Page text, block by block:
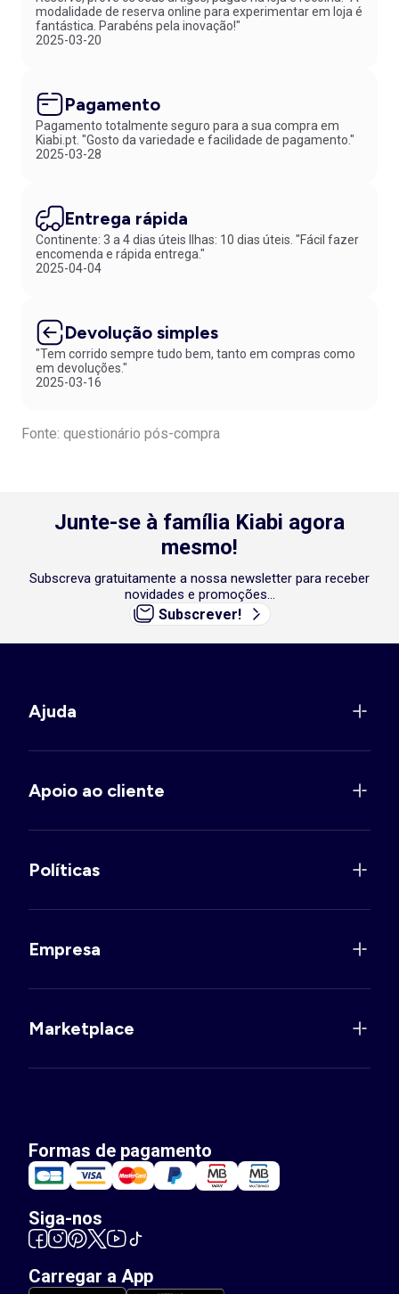
modalidade de reserva online para experimentar em loja é
fantástica. Parabéns pela inovação!"
2025-03-20
Pagamento
Pagamento totalmente seguro para a sua compra em
Kiabi.pt. "Gosto da variedade e facilidade de pagamento."
2025-03-28
Entrega rápida
Continente: 3 a 4 dias úteis Ilhas: 10 dias úteis. "Fácil fazer
encomenda e rápida entrega."
2025-04-04
Devolução simples
"Tem corrido sempre tudo bem, tanto em compras como
em devoluções."
2025-03-16
Fonte: questionário pós-compra
Junte-se à família Kiabi agora
mesmo!
Subscreva gratuitamente a nossa newsletter para receber
novidades e promoções...
Subscrever!
Ajuda
Apoio ao cliente
Políticas
Empresa
Marketplace
Formas de pagamento
Siga-nos
Carregar a App